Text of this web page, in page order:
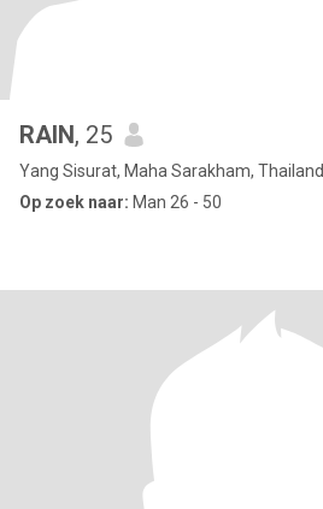
RAIN, 25
Yang Sisurat, Maha Sarakham, Thailand
Op zoek naar: Man 26 - 50